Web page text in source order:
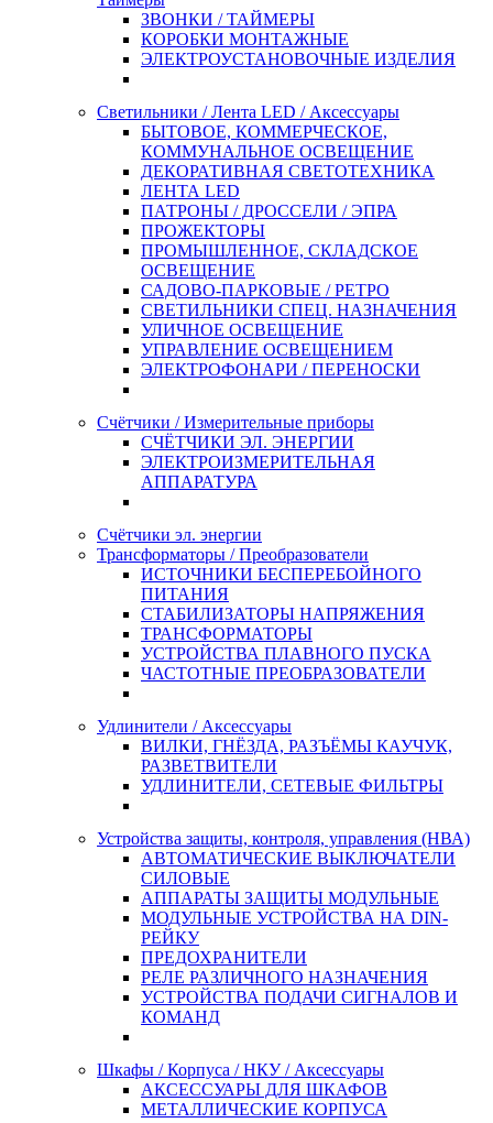
ЗВОНКИ / ТАЙМЕРЫ
КОРОБКИ МОНТАЖНЫЕ
ЭЛЕКТРОУСТАНОВОЧНЫЕ ИЗДЕЛИЯ
Светильники / Лента LED / Аксессуары
БЫТОВОЕ, КОММЕРЧЕСКОЕ,
КОММУНАЛЬНОЕ ОСВЕЩЕНИЕ
ДЕКОРАТИВНАЯ СВЕТОТЕХНИКА
ЛЕНТА LED
ПАТРОНЫ / ДРОССЕЛИ / ЭПРА
ПРОЖЕКТОРЫ
ПРОМЫШЛЕННОЕ, СКЛАДСКОЕ
ОСВЕЩЕНИЕ
САДОВО-ПАРКОВЫЕ / РЕТРО
СВЕТИЛЬНИКИ СПЕЦ. НАЗНАЧЕНИЯ
УЛИЧНОЕ ОСВЕЩЕНИЕ
УПРАВЛЕНИЕ ОСВЕЩЕНИЕМ
ЭЛЕКТРОФОНАРИ / ПЕРЕНОСКИ
Счётчики / Измерительные приборы
СЧЁТЧИКИ ЭЛ. ЭНЕРГИИ
ЭЛЕКТРОИЗМЕРИТЕЛЬНАЯ
АППАРАТУРА
Счётчики эл. энергии
Трансформаторы / Преобразователи
ИСТОЧНИКИ БЕСПЕРЕБОЙНОГО
ПИТАНИЯ
СТАБИЛИЗАТОРЫ НАПРЯЖЕНИЯ
ТРАНСФОРМАТОРЫ
УСТРОЙСТВА ПЛАВНОГО ПУСКА
ЧАСТОТНЫЕ ПРЕОБРАЗОВАТЕЛИ
Удлинители / Аксессуары
ВИЛКИ, ГНЁЗДА, РАЗЪЁМЫ КАУЧУК,
РАЗВЕТВИТЕЛИ
УДЛИНИТЕЛИ, СЕТЕВЫЕ ФИЛЬТРЫ
Устройства защиты, контроля, управления (НВА)
АВТОМАТИЧЕСКИЕ ВЫКЛЮЧАТЕЛИ
СИЛОВЫЕ
АППАРАТЫ ЗАЩИТЫ МОДУЛЬНЫЕ
МОДУЛЬНЫЕ УСТРОЙСТВА НА DIN-
РЕЙКУ
ПРЕДОХРАНИТЕЛИ
РЕЛЕ РАЗЛИЧНОГО НАЗНАЧЕНИЯ
УСТРОЙСТВА ПОДАЧИ СИГНАЛОВ И
КОМАНД
Шкафы / Корпуса / НКУ / Аксессуары
АКСЕССУАРЫ ДЛЯ ШКАФОВ
МЕТАЛЛИЧЕСКИЕ КОРПУСА